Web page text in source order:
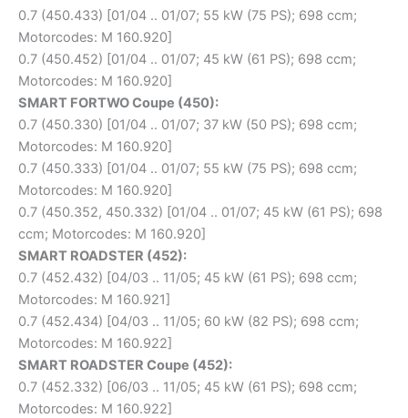
0.7 (450.433) [01/04 .. 01/07; 55 kW (75 PS); 698 ccm;
Motorcodes: M 160.920]
0.7 (450.452) [01/04 .. 01/07; 45 kW (61 PS); 698 ccm;
Motorcodes: M 160.920]
SMART FORTWO Coupe (450):
0.7 (450.330) [01/04 .. 01/07; 37 kW (50 PS); 698 ccm;
Motorcodes: M 160.920]
0.7 (450.333) [01/04 .. 01/07; 55 kW (75 PS); 698 ccm;
Motorcodes: M 160.920]
0.7 (450.352, 450.332) [01/04 .. 01/07; 45 kW (61 PS); 698
ccm; Motorcodes: M 160.920]
SMART ROADSTER (452):
0.7 (452.432) [04/03 .. 11/05; 45 kW (61 PS); 698 ccm;
Motorcodes: M 160.921]
0.7 (452.434) [04/03 .. 11/05; 60 kW (82 PS); 698 ccm;
Motorcodes: M 160.922]
SMART ROADSTER Coupe (452):
0.7 (452.332) [06/03 .. 11/05; 45 kW (61 PS); 698 ccm;
Motorcodes: M 160.922]